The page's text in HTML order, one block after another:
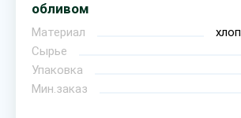
обливом
Материал
Сырье
Упаковка
Мин.заказ